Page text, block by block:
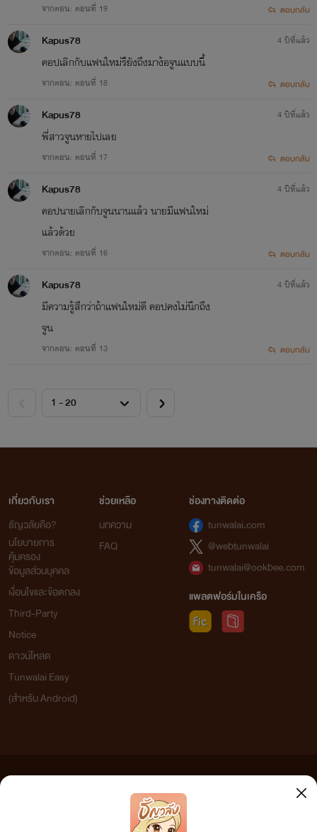
4. พ่ายสิเน่หา (เคน
X ชา) [อัพจบแล้ว]
จากตอน: ตอนที่ 19 ตอบกลับ
Kapus78
คอปเลิกกับแฟนใหม่รึยังถึงมาง้อจูนแบบนี้
จากตอน: ตอนที่ 18
4 ปีที่แล้ว
ตอบกลับ
Kapus78
พี่สาวจูนหายไปเลย
จากตอน: ตอนที่ 17
4 ปีที่แล้ว
ตอบกลับ
Kapus78
คอปนายเลิกกับจูนนานแล้ว นายมีแฟนใหม่
แล้วด้วย
จากตอน: ตอนที่ 16
4 ปีที่แล้ว
ตอบกลับ
Kapus78
มีความรู้สึกว่าถ้าแฟนใหม่ดี คอปคงไม่นึกถึง
จูน
จากตอน: ตอนที่ 13
4 ปีที่แล้ว
ตอบกลับ
เกี่ยวกับเรา
ธัญวลัยคือ?
นโยบายการ
คุ้มครอง
ข้อมูลส่วนบุคคล
เงื่อนไขและข้อตกลง
Third-Party
Notice
ดาวน์โหลด
Tunwalai Easy
(สำหรับ Android)
ช่วยเหลือ
บทความ
FAQ
ช่องทางติดต่อ
tunwalai.com
@webtunwalai
tunwalai@ookbee.com
แพลตฟอร์มในเครือ
เว็บไซต์แห่งนี้ไม่ได้เห็นด้วยและไม่ขอรับผิดชอบต่อข้อความใดๆ ทั้งสิ้น ดังนั้นผู้อ่านทุกท่านโปรดใช้
วิจารณญาณในการกลั่นกรองด้วยตนเอง และหากท่านพบข้อความใดๆ ที่ขัดต่อกฎหมายและศีลธรรม
กรุณาแจ้งมาที่ tunwalai@ookbee.com เพื่อทีมงานจะได้ดำเนินการในทันที ทั้งนี้ ทางเว็บไซต์ขอสงวน